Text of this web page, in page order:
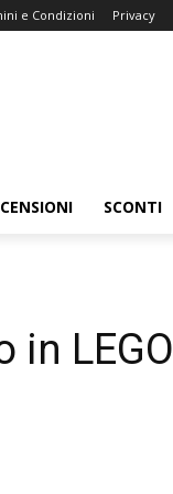
e Condizioni Privacy
SCONTI
in LEGO